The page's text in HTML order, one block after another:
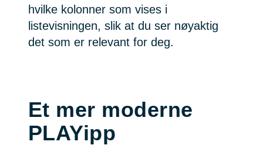
hvilke kolonner som vises i
listevisningen, slik at du ser nøyaktig
det som er relevant for deg.
Et mer moderne
PLAYipp